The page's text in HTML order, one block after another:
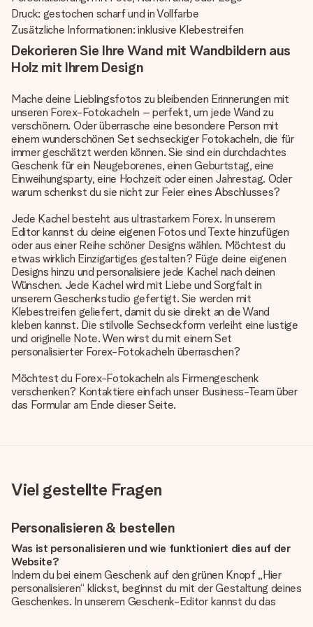
Druck: gestochen scharf und in Vollfarbe
Zusätzliche Informationen: inklusive Klebestreifen
Dekorieren Sie Ihre Wand mit Wandbildern aus
Holz mit Ihrem Design
Mache deine Lieblingsfotos zu bleibenden Erinnerungen mit
unseren Forex-Fotokacheln – perfekt, um jede Wand zu
verschönern. Oder überrasche eine besondere Person mit
einem wunderschönen Set sechseckiger Fotokacheln, die für
immer geschätzt werden können. Sie sind ein durchdachtes
Geschenk für ein Neugeborenes, einen Geburtstag, eine
Einweihungsparty, eine Hochzeit oder einen Jahrestag. Oder
warum schenkst du sie nicht zur Feier eines Abschlusses?
Jede Kachel besteht aus ultrastarkem Forex. In unserem
Editor kannst du deine eigenen Fotos und Texte hinzufügen
oder aus einer Reihe schöner Designs wählen. Möchtest du
etwas wirklich Einzigartiges gestalten? Füge deine eigenen
Designs hinzu und personalisiere jede Kachel nach deinen
Wünschen. Jede Kachel wird mit Liebe und Sorgfalt in
unserem Geschenkstudio gefertigt. Sie werden mit
Klebestreifen geliefert, damit du sie direkt an die Wand
kleben kannst. Die stilvolle Sechseckform verleiht eine lustige
und originelle Note. Wen wirst du mit einem Set
personalisierter Forex-Fotokacheln überraschen?
Möchtest du Forex-Fotokacheln als Firmengeschenk
verschenken? Kontaktiere einfach unser Business-Team über
das Formular am Ende dieser Seite.
Viel gestellte Fragen
Personalisieren & bestellen
Was ist personalisieren und wie funktioniert dies auf der
Website?
Indem du bei einem Geschenk auf den grünen Knopf „Hier
personalisieren“ klickst, beginnst du mit der Gestaltung deines
Geschenkes. In unserem Geschenk-Editor kannst du das